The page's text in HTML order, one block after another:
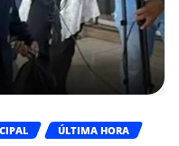
ÚLTIMA HORA